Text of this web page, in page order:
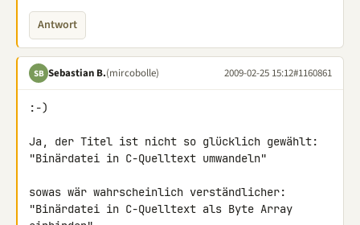
Antwort
SB Sebastian B.(mircobolle) 2009-02-25 15:12#1160861
:-)
Ja, der Titel ist nicht so glücklich gewählt:
"Binärdatei in C-Quelltext umwandeln"
sowas wär wahrscheinlich verständlicher:
"Binärdatei in C-Quelltext als Byte Array